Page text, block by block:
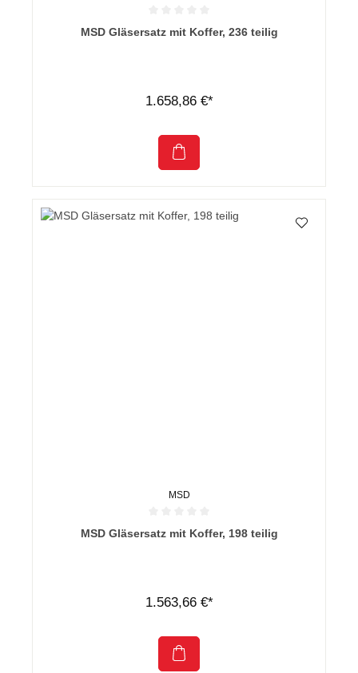
Durchschnittliche Bewertung von 0 von 5 Sternen
MSD Gläsersatz mit Koffer, 236 teilig
1.658,86 €*
MSD
Durchschnittliche Bewertung von 0 von 5 Sternen
MSD Gläsersatz mit Koffer, 198 teilig
1.563,66 €*